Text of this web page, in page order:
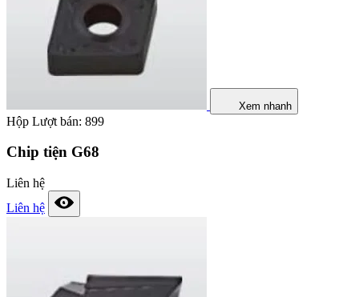
Xem nhanh
Hộp Lượt bán: 899
Chip tiện G68
Liên hệ
Liên hệ